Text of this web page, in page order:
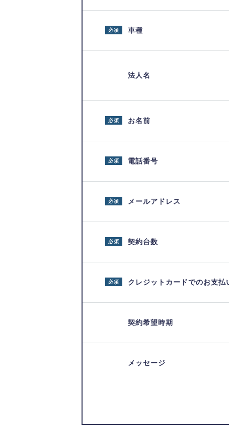
車種
必須
法人名
お名前
必須
電話番号
必須
メールアドレス
必須
契約台数
必須
クレジットカードでのお支払
必須
契約希望時期
メッセージ